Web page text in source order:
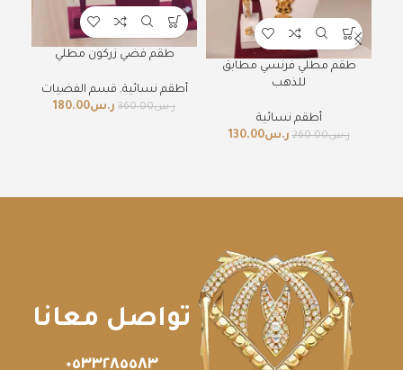
طقم مطلي فرنسي مطابق
للذهب
أطقم نسائية
ر.س260.00 ر.س130.00
طقم فضي زركون مطلي
أطقم نسائية, قسم الفضيات
ر.س360.00 ر.س180.00
تواصل معانا
٠٥٣٣٢٨٥٥٨٣